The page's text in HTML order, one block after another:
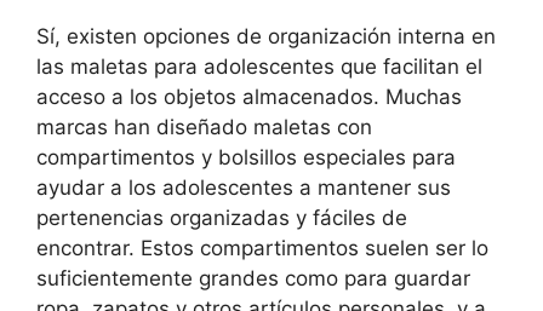
Sí, existen opciones de organización interna en
las maletas para adolescentes que facilitan el
acceso a los objetos almacenados. Muchas
marcas han diseñado maletas con
compartimentos y bolsillos especiales para
ayudar a los adolescentes a mantener sus
pertenencias organizadas y fáciles de
encontrar. Estos compartimentos suelen ser lo
suficientemente grandes como para guardar